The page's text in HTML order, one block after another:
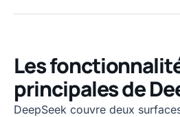
Les
principales de
DeepSeek couvre deux